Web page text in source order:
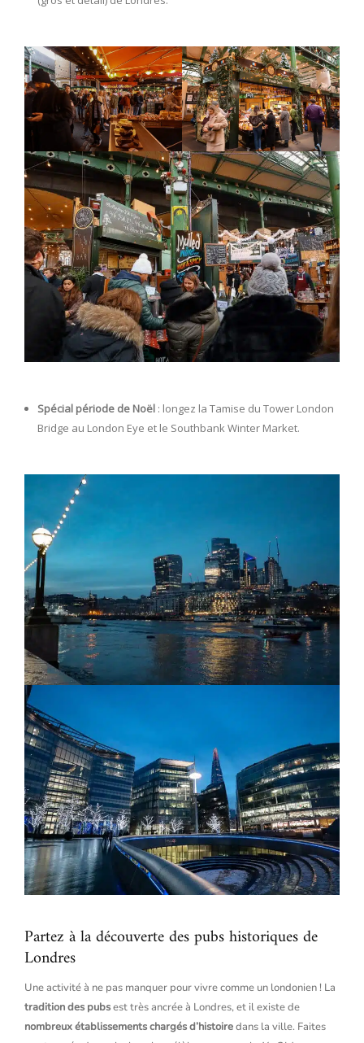
Spécial période de Noël : longez la Tamise du Tower London
Bridge au London Eye et le Southbank Winter Market.
Partez à la découverte des pubs historiques de
Londres
Une activité à ne pas manquer pour vivre comme un londonien ! La
tradition des pubsest très ancrée à Londres, et il existe de
nombreux établissements chargés d’histoiredans la ville. Faites